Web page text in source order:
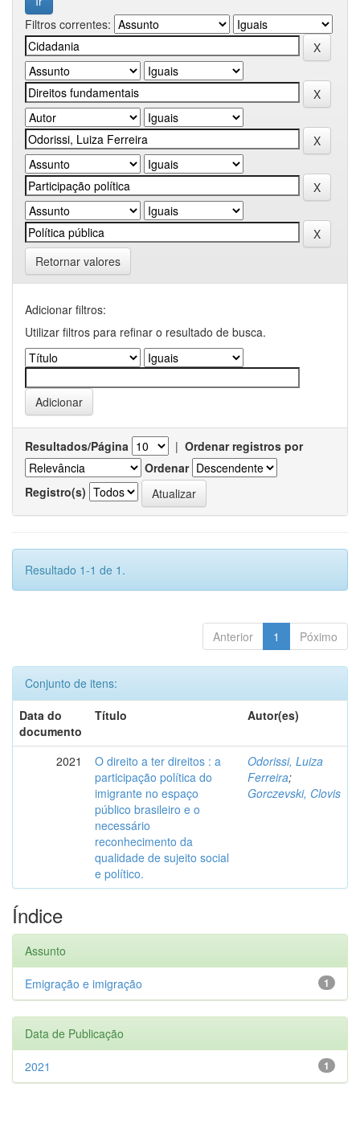
Filtros correntes:
Retornar valores
Adicionar filtros:
Utilizar filtros para refinar o resultado de busca.
Resultados/Página | Ordenar registros por
Ordenar
Registro(s)
Resultado 1-1 de 1.
Anterior 1 Póximo
Conjunto de itens:
Data do
documento
Título Autor(es)
2021
O direito a ter direitos : a
participação política do
imigrante no espaço
público brasileiro e o
necessário
reconhecimento da
qualidade de sujeito social
e político.
Odorissi, Luiza
Ferreira;
Gorczevski, Clovis
Índice
Assunto
1
Emigração e imigração
Data de Publicação
1
2021